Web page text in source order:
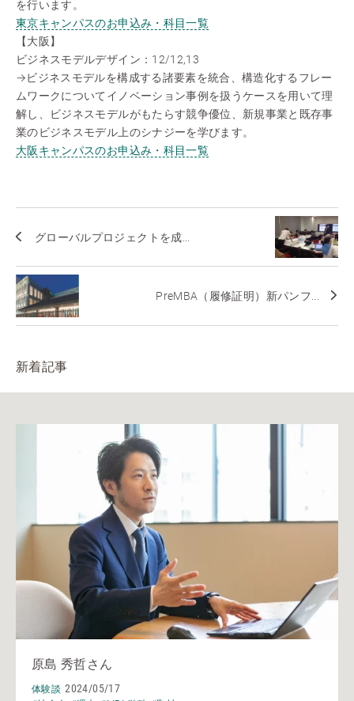
を行います。
東京キャンパスのお申込み・科目一覧
【大阪】
ビジネスモデルデザイン：12/12,13
→ビジネスモデルを構成する諸要素を統合、構造化するフレー
ムワークについてイノベーション事例を扱うケースを用いて理
解し、ビジネスモデルがもたらす競争優位、新規事業と既存事
業のビジネスモデル上のシナジーを学びます。
大阪キャンパスのお申込み・科目一覧
グローバルプロジェクトを成...
PreMBA（履修証明）新パンフ...
新着記事
原島 秀哲さん
体験談 2024/05/17